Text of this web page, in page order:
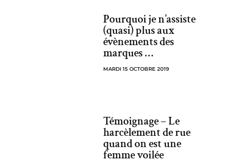
Pourquoi je n’assiste
(quasi) plus aux
évènements des
marques …
MARDI 15 OCTOBRE 2019
Témoignage – Le
harcèlement de rue
quand on est une
femme voilée